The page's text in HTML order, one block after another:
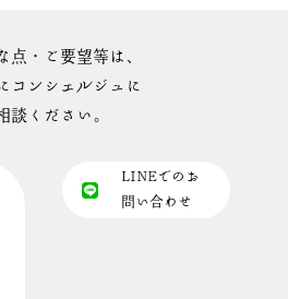
点・ご要望等は、
コンシェルジュに
談ください。
LINEでのお
問い合わせ